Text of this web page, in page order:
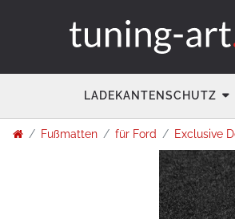
LADEKANTENSCHUTZ
Fußmatten für Ford Exclusive